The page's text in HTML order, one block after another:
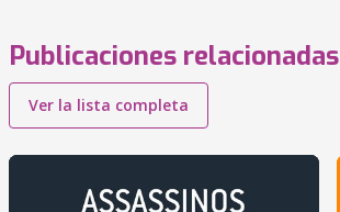
Publicaciones relacionadas
Ver la lista completa